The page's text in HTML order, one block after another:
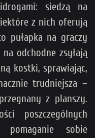
siedzą na
z nich oferują
pułapka na graczy
odchodne zsyłają
kostki, sprawiając,
trudniejsza –
z planszy.
poszczególnych
sobie